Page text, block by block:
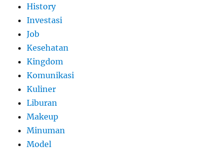
History
Investasi
Job
Kesehatan
Kingdom
Komunikasi
Kuliner
Liburan
Makeup
Minuman
Model